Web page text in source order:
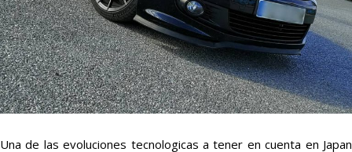
Una de las evoluciones tecnologicas a tener en cuenta en Japan